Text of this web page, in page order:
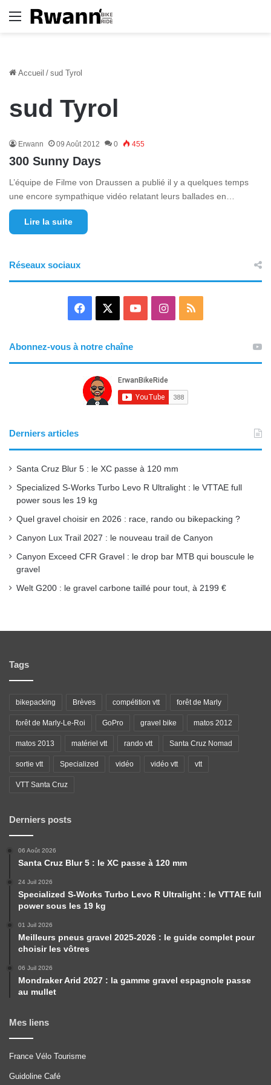
Menu
Accueil / sud Tyrol
sud Tyrol
Erwann 09 Août 2012 0 455
300 Sunny Days
L’équipe de Filme von Draussen a publié il y a quelques temps
une encore sympathique vidéo relatant leurs ballades en…
Lire la suite
Réseaux sociaux
e
b
o
T
u
e
I
a
r
Abonnez-vous à notre chaîne
Derniers articles
Santa Cruz Blur 5 : le XC passe à 120 mm
Specialized S-Works Turbo Levo R Ultralight : le VTTAE full
power sous les 19 kg
Quel gravel choisir en 2026 : race, rando ou bikepacking ?
Canyon Lux Trail 2027 : le nouveau trail de Canyon
Canyon Exceed CFR Gravel : le drop bar MTB qui bouscule le
gravel
Welt G200 : le gravel carbone taillé pour tout, à 2199 €
Tags
bikepacking Brèves compétition vtt forêt de Marly
forêt de Marly-Le-Roi GoPro gravel bike matos 2012
matos 2013 matériel vtt rando vtt Santa Cruz Nomad
sortie vtt Specialized vidéo vidéo vtt vtt
VTT Santa Cruz
Derniers posts
06 Août 2026
Santa Cruz Blur 5 : le XC passe à 120 mm
24 Juil 2026
Specialized S-Works Turbo Levo R Ultralight : le VTTAE full
power sous les 19 kg
01 Juil 2026
Meilleurs pneus gravel 2025-2026 : le guide complet pour
choisir les vôtres
06 Juil 2026
Mondraker Arid 2027 : la gamme gravel espagnole passe
au mullet
Mes liens
France Vélo Tourisme
Guidoline Café